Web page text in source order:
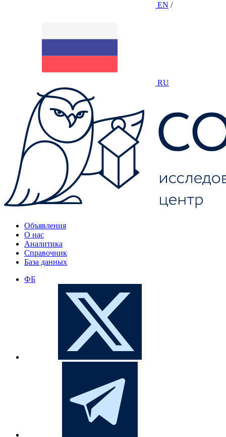
EN /
RU
Объявления
О нас
Аналитика
Справочник
База данных
ФБ